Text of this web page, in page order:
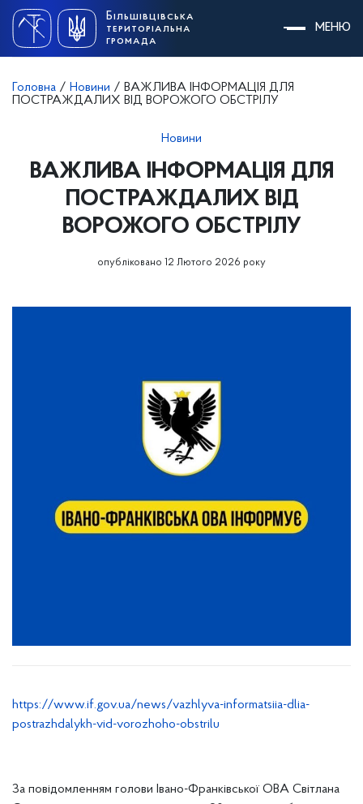
content
Більшівцівська
територіальна
громада
МЕНЮ
Головна / Новини / ВАЖЛИВА ІНФОРМАЦІЯ ДЛЯ
ПОСТРАЖДАЛИХ ВІД ВОРОЖОГО ОБСТРІЛУ
Новини
ВАЖЛИВА ІНФОРМАЦІЯ ДЛЯ
ПОСТРАЖДАЛИХ ВІД
ВОРОЖОГО ОБСТРІЛУ
опубліковано 12 Лютого 2026 року
https://www.if.gov.ua/news/vazhlyva-informatsiia-dlia-
postrazhdalykh-vid-vorozhoho-obstrilu
За повідомленням голови Івано-Франківської ОВА Світлана